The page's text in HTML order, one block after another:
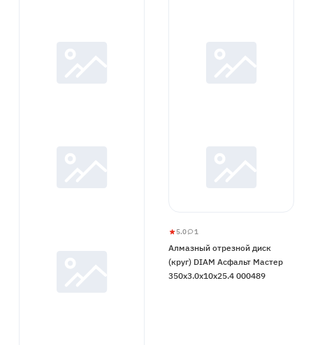
Алмазный
отрезной
диск
5.0
5
1 1
Алмазный отрезной диск
(круг) DIAM Асфальт Мастер
350x3.0x10x25.4 000489